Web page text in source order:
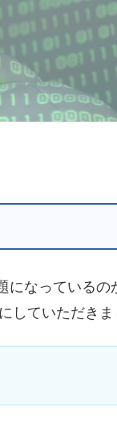
になっているの
していただきま